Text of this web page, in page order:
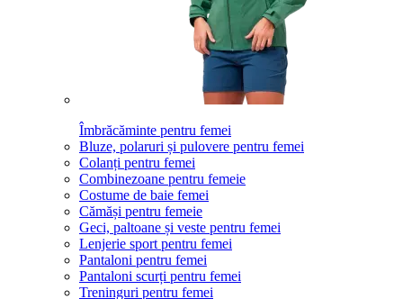
Îmbrăcăminte pentru femei
Bluze, polaruri și pulovere pentru femei
Colanți pentru femei
Combinezoane pentru femeie
Costume de baie femei
Cămăși pentru femeie
Geci, paltoane și veste pentru femei
Lenjerie sport pentru femei
Pantaloni pentru femei
Pantaloni scurți pentru femei
Treninguri pentru femei